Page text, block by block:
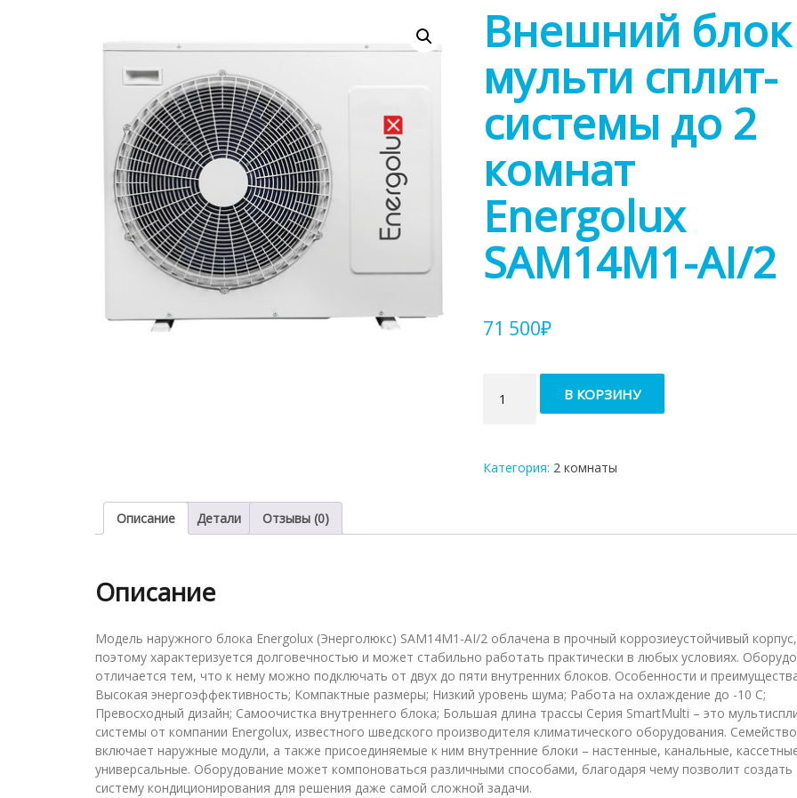
Внешний блок
мульти сплит-
системы до 2
комнат
Energolux
SAM14M1-AI/2
71 500₽
товара
сплит-
2
В КОРЗИНУ
Категория: 2 комнаты
Описание Детали Отзывы (0)
Описание
Модель наружного блока Energolux (Энерголюкс) SAM14M1-AI/2 облачена в прочный коррозиеустойчивый корпус,
поэтому характеризуется долговечностью и может стабильно работать практически в любых условиях.
отличается тем, что к нему можно подключать от двух до пяти внутренних блоков. Особенности и
Высокая энергоэффективность; Компактные размеры; Низкий уровень шума; Работа на охлаждение до -10 С;
Превосходный дизайн; Самоочистка внутреннего блока; Большая длина трассы Серия SmartMulti – это
системы от компании Energolux, известного шведского производителя климатического оборудования. Семейство
включает наружные модули, а также присоединяемые к ним внутренние блоки – настенные, канальные,
универсальные. Оборудование может компоноваться различными способами, благодаря чему позволит создать
систему кондиционирования для решения даже самой сложной задачи.